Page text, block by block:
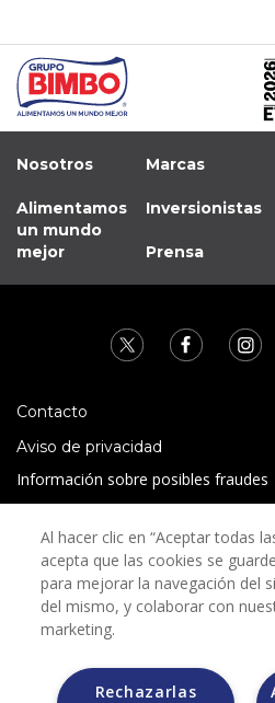
Nosotros
Alimentamos
un mundo
mejor
Marcas
Inversionistas
Prensa
Contacto
Aviso de privacidad
Información sobre posibles fraudes
Términos y condiciones
Al hacer clic en “Aceptar todas
acepta que las cookies se
para mejorar la navegación del
del mismo, y colaborar con
marketing.
Rechazarlas